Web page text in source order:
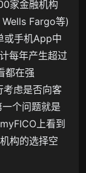
家金融机构
Fargo等)
或手机App中
每年产生超过
都在强
考虑是否向客
个问题就是
上看到
构的选择空